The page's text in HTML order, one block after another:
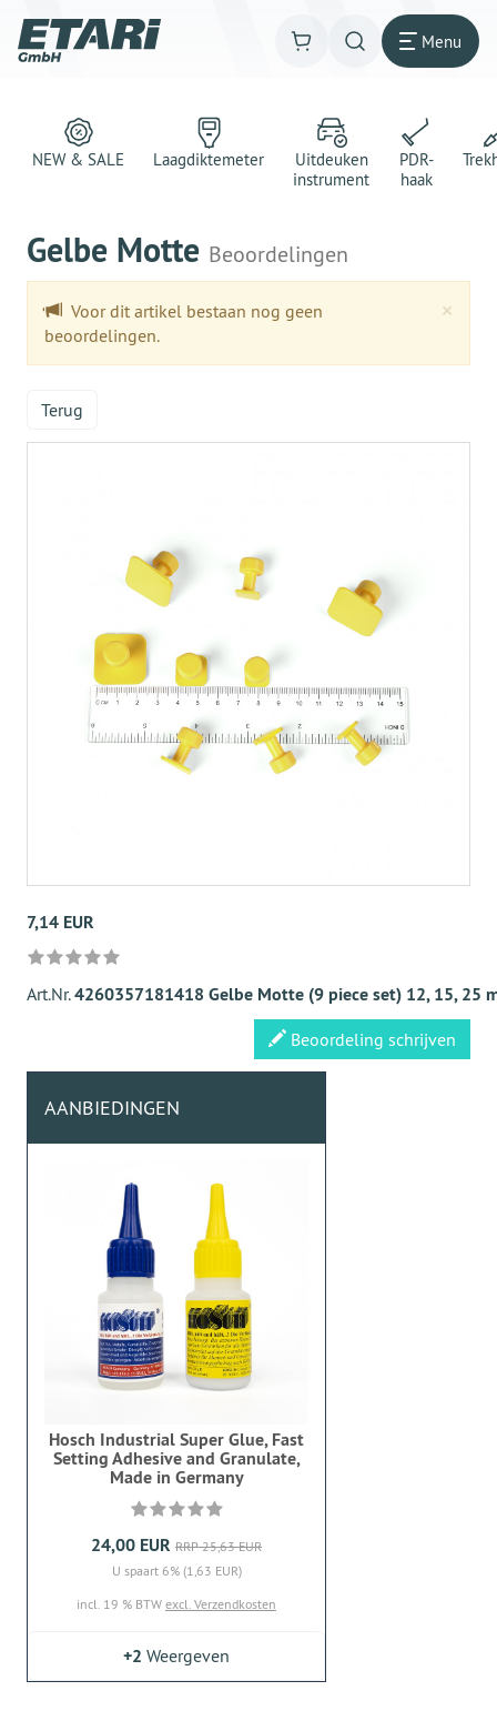
Menu
NEW & SALE Laagdiktemeter
Uitdeuken
instrument
PDR-
haak
Gelbe Motte Beoordelingen
×
Voor dit artikel bestaan nog geen
beoordelingen.
Terug
7,14 EUR
Art.Nr.4260357181418 Gelbe Motte (9 piece set) 12, 15, 25
Beoordeling schrijven
AANBIEDINGEN
Hosch Industrial Super Glue, Fast
Setting Adhesive and Granulate,
Made in Germany
24,00 EUR RRP 25,63 EUR
U spaart 6% (1,63 EUR)
incl. 19 % BTW excl. Verzendkosten
+2 Weergeven